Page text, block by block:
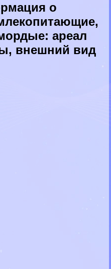
о
ареал
внешний вид